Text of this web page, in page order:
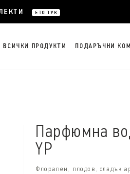
ЕТО ТУК
ВСИЧКИ ПРОДУКТИ ПОДАРЪЧНИ
Парфюмна
YP
Флорален, плодов, сладък